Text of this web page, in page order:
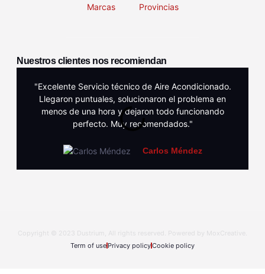
Marcas Provincias
Nuestros clientes nos recomiendan
"Excelente Servicio técnico de Aire Acondicionado.
Llegaron puntuales, solucionaron el problema en
menos de una hora y dejaron todo funcionando
perfecto. Muy recomendados."
Carlos Méndez
Copyright © 2023 Dustrium, All rights reserved. Powered by MoxCreative.
Term of use Privacy policyCookie policy